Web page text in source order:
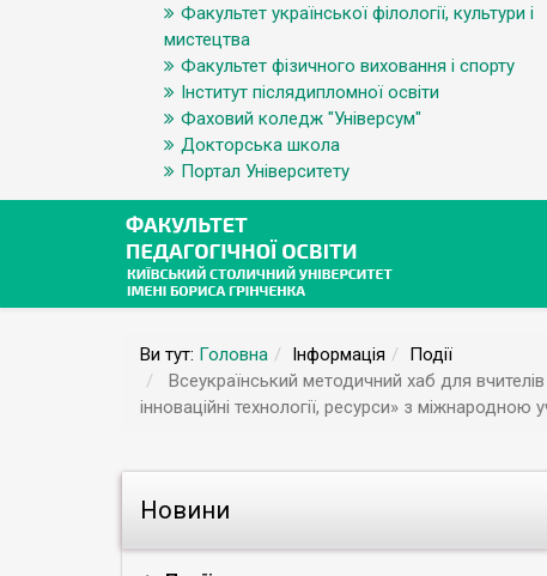
Факультет української філології, культури і
мистецтва
Факультет фізичного виховання і спорту
Інститут післядипломної освіти
Фаховий коледж "Універсум"
Докторська школа
Портал Університету
Ви тут: Головна Інформація
Події
Всеукраїнський методичний хаб для
інноваційні технології, ресурси» з міжнародною
Новини